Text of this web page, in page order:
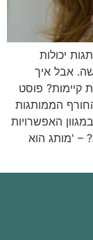
יכולות
אבל איך
קיימות? פוסט
הממותגות
האפשרויות
– 'מותג הוא